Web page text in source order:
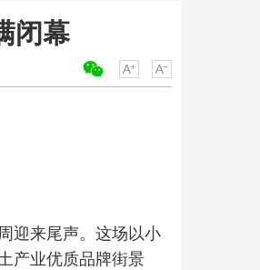
闭幕
迎来尾声。这场以小
产业优质品牌街景